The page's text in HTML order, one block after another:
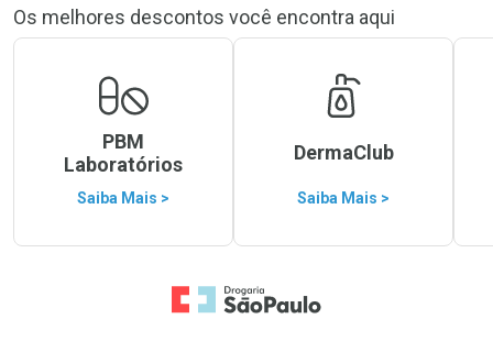
Os melhores descontos você encontra aqui
PBM
Laboratórios
Saiba Mais >
DermaClub
Saiba Mais >
Ir para a Home